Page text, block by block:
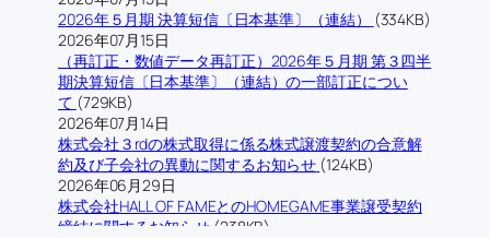
2026年５月期 決算短信〔日本基準〕（連結）
(334KB)
2026年07月15日
（再訂正・数値データ再訂正）2026年５月期 第３四半
期決算短信〔日本基準〕（連結）の一部訂正につい
て (729KB)
2026年07月14日
株式会社３rdの株式取得に係る株式譲渡契約の合意解
約及び子会社の異動に関するお知らせ (124KB)
2026年06月29日
株式会社HALL OF FAMEとのHOMEGAME事業譲受契約
締結に関するお知らせ (238KB)